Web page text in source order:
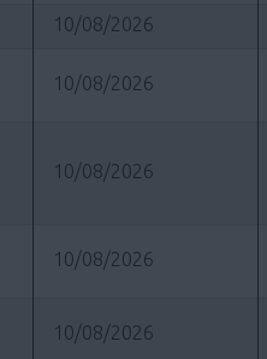
10/08/2026
10/08/2026
10/08/2026
10/08/2026
10/08/2026